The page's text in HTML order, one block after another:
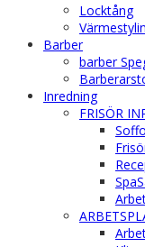
Locktång
Barber
barber
Inredning
FRISÖR